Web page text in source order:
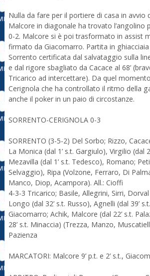
Nulla da fare per il portiere di casa in avvio
Malcore in diagonale ha trovato l’angolino
0-2. Malcore si è poi trasformato in assist
firmato da Giacomarro. Partita in
Sorrento certificata dal salvataggio sulla
e dal rigore sbagliato da Cacace al 68’
Tricarico ad intercettare). Da quel
Cerignola che ha controllato il ritmo della
anche il poker in un paio di circostanze.
SORRENTO-CERIGNOLA 0-3
SORRENTO (3-5-2) Del Sorbo; Rizzo,
La Monica (dal 1’ s.t. Gargiulo), Virgilio (dal
Mezavilla (dal 1’ s.t. Tedesco), Romano;
Selvaggio), Ripa (Volzone, Ferraro, Di
Manco, Diop, Acampora). All.: Cioffi
4-3-3 Tricarico; Basile, Allegrini, Sirri, Dorval
Longo (dal 32’ s.t. Russo), Agnelli (dal 39’
Giacomarro; Achik, Malcore (dal 22’ s.t.
28’ s.t. Minaccia) (Trezza, Manzo,
Pazienza
MARCATORI: Malcore 9’ p.t. e 2’ s.t.,